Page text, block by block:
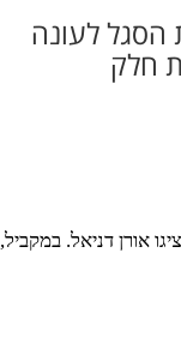
הסגל לעונה
חלק
אורן דניאל. במקביל,